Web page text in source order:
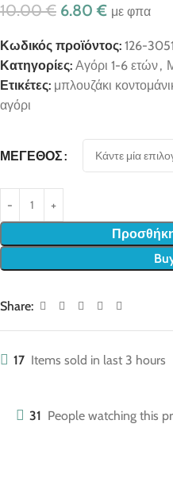
10.00€ 6.80€ με φπα
Κωδικός προϊόντος: 126-
Κατηγορίες: Αγόρι 1-6 ετών,
Ετικέτες: μπλουζάκι
αγόρι
ΜΈΓΕΘΟΣ
Share:
17 Items sold in last 3 hours
31 People watching this